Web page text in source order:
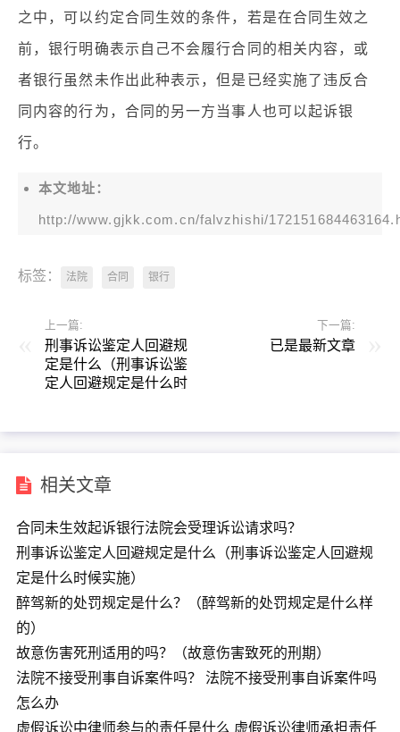
之中，可以约定合同生效的条件，若是在合同生效之
前，银行明确表示自己不会履行合同的相关内容，或
者银行虽然未作出此种表示，但是已经实施了违反合
同内容的行为，合同的另一方当事人也可以起诉银
行。
本文地址：
http://www.gjkk.com.cn/falvzhishi/
标签： 法院 合同 银行
上一篇:
刑事诉讼鉴定人回避规
定是什么（刑事诉讼鉴
定人回避规定是什么时
下一篇:
已是最新文章
相关文章
合同未生效起诉银行法院会受理诉讼请求吗？
刑事诉讼鉴定人回避规定是什么（刑事诉讼鉴定人回避规
定是什么时候实施）
醉驾新的处罚规定是什么？（醉驾新的处罚规定是什么样
的）
故意伤害死刑适用的吗？（故意伤害致死的刑期）
法院不接受刑事自诉案件吗？ 法院不接受刑事自诉案件吗
怎么办
虚假诉讼中律师参与的责任是什么 虚假诉讼律师承担责任